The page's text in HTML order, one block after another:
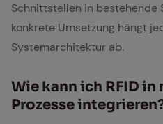
Schnittstellen in bestehende
konkrete Umsetzung hängt
Systemarchitektur ab.
Wie kann ich RFID
Pro­zes­se